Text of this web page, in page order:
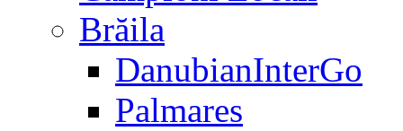
Brăila
DanubianInterGo
Palmares